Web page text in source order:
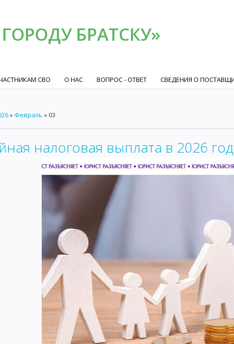
БРАТСКУ»
СВО О НАС ВОПРОС - ОТВЕТ СВЕДЕНИЯ О
»Февраль »03
налоговая выплата в 2026